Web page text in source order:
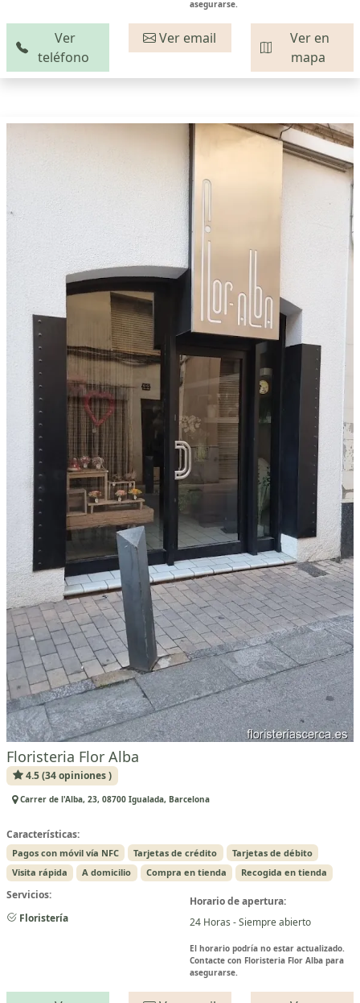
asegurarse.
Ver
teléfono
Ver email
Ver en
mapa
Floristeria Flor Alba
4.5 (34 opiniones )
Carrer de l'Alba, 23, 08700 Igualada, Barcelona
Características:
Pagos con móvil vía NFC Tarjetas de crédito
Tarjetas de débito
Visita rápida
A domicilio Compra en tienda Recogida en tienda
Servicios:
Floristería
Horario de apertura:
24 Horas - Siempre abierto
El horario podría no estar actualizado.
Contacte con Floristeria Flor Alba para
asegurarse.